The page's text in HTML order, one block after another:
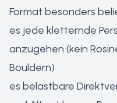
Format besonders
es jede kletternde
anzugehen (kein
Bouldern)
es belastbare